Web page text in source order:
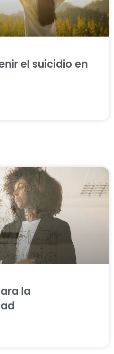
el suicidio en
la